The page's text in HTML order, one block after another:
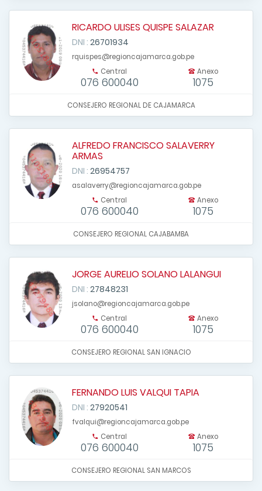
RICARDO ULISES QUISPE SALAZAR
DNI : 26701934
rquispes@regioncajamarca.gob.pe
Central
076 600040
Anexo
1075
CONSEJERO REGIONAL DE CAJAMARCA
ALFREDO FRANCISCO SALAVERRY
ARMAS
DNI : 26954757
asalaverry@regioncajamarca.gob.pe
Central
076 600040
Anexo
1075
CONSEJERO REGIONAL CAJABAMBA
JORGE AURELIO SOLANO LALANGUI
DNI : 27848231
jsolano@regioncajamarca.gob.pe
Central
076 600040
Anexo
1075
CONSEJERO REGIONAL SAN IGNACIO
FERNANDO LUIS VALQUI TAPIA
DNI : 27920541
fvalqui@regioncajamarca.gob.pe
Central
076 600040
Anexo
1075
CONSEJERO REGIONAL SAN MARCOS